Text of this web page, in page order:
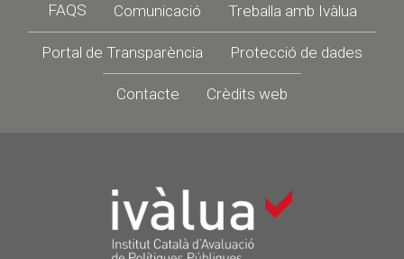
Footer
FAQS Comunicació Treballa amb Ivàlua
Portal de Transparència Protecció de dades
Contacte Crèdits web